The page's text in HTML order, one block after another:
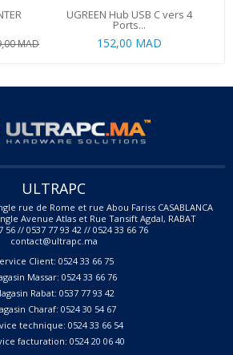
MAD
UGREEN Hub USB C vers 4
Ports...
152,00 MAD
ULTRAPC
rue de Rome et rue Abou Fariss CASABLANCA
Avenue Atlas et Rue Tansift Agdal, RABAT
56 // 0537 77 93 42 // 0524 33 66 76
contact@ultrapc.ma
Client: 0524 33 66 75
Massar: 0524 33 66 76
Rabat: 0537 77 93 42
Charaf: 0524 30 54 67
technique: 0524 33 66 54
facturation: 0524 20 06 40